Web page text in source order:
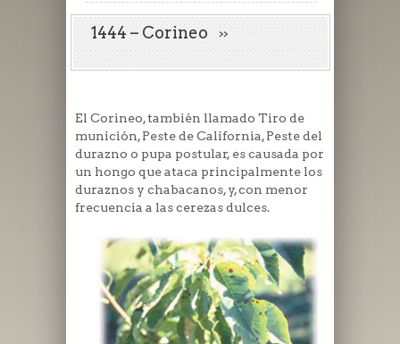
1444 – Corineo
El Corineo, también llamado Tiro de
munición, Peste de California, Peste del
durazno o pupa postular, es causada por
un hongo que ataca principalmente los
duraznos y chabacanos, y, con menor
frecuencia a las cerezas dulces.